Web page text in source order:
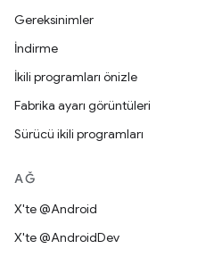
Gereksinimler
İndirme
İkili programları önizle
Fabrika ayarı görüntüleri
Sürücü ikili programları
AĞ
X'te @Android
X'te @AndroidDev